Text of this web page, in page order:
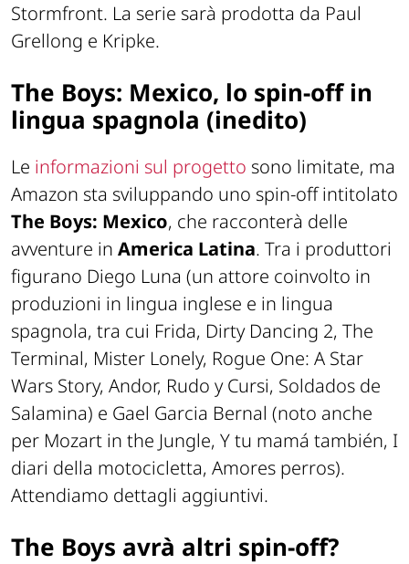
Stormfront. La serie sarà prodotta da Paul
Grellong e Kripke.
The Boys: Mexico, lo spin-off in
lingua spagnola (inedito)
Le informazioni sul progetto sono limitate, ma
Amazon sta sviluppando uno spin-off intitolato
The Boys: Mexico, che racconterà delle
avventure in America Latina. Tra i produttori
figurano Diego Luna (un attore coinvolto in
produzioni in lingua inglese e in lingua
spagnola, tra cui Frida, Dirty Dancing 2, The
Terminal, Mister Lonely, Rogue One: A Star
Wars Story, Andor, Rudo y Cursi, Soldados de
Salamina) e Gael Garcia Bernal (noto anche
per Mozart in the Jungle, Y tu mamá también, I
diari della motocicletta, Amores perros).
Attendiamo dettagli aggiuntivi.
The Boys avrà altri spin-off?